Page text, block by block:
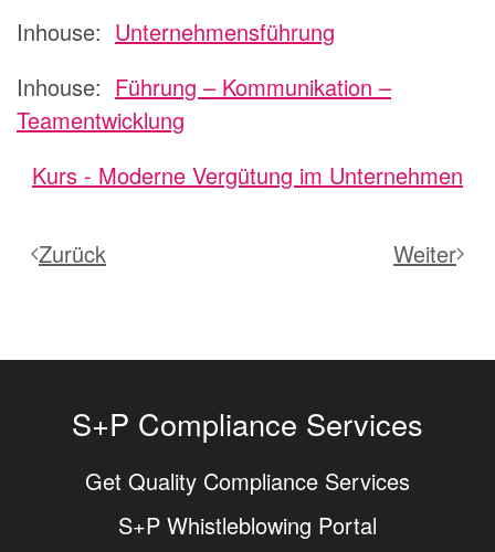
Inhouse: Unternehmensführung
Inhouse: Führung – Kommunikation –
Teamentwicklung
Kurs - Moderne Vergütung im Unternehmen
Zurück Weiter
S+P Compliance Services
Get Quality Compliance Services
S+P Whistleblowing Portal